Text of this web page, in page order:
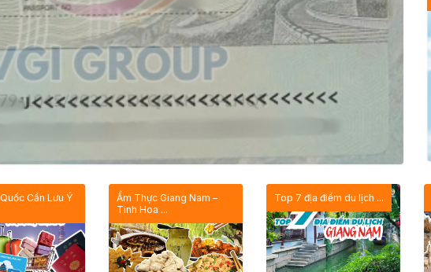
Cần Lưu Ý
Ẩm Thực Giang Nam –
Tinh Hoa ...
Top 7 địa điểm du lịch ...